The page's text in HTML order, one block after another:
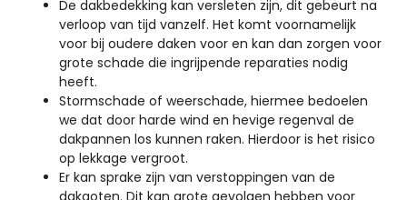
De dakbedekking kan versleten zijn, dit gebeurt na
verloop van tijd vanzelf. Het komt voornamelijk
voor bij oudere daken voor en kan dan zorgen voor
grote schade die ingrijpende reparaties nodig
heeft.
Stormschade of weerschade, hiermee bedoelen
we dat door harde wind en hevige regenval de
dakpannen los kunnen raken. Hierdoor is het risico
op lekkage vergroot.
Er kan sprake zijn van verstoppingen van de
dakgoten. Dit kan grote gevolgen hebben voor